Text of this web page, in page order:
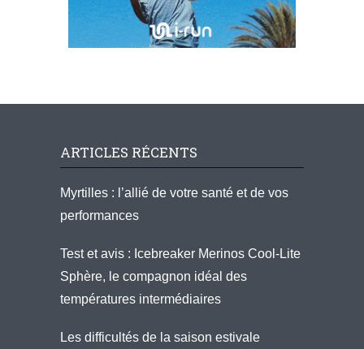
ARTICLES RÉCENTS
Myrtilles : l’allié de votre santé et de vos
performances
Test et avis : Icebreaker Merinos Cool-Lite
Sphère, le compagnon idéal des
températures intermédiaires
Les difficultés de la saison estivale